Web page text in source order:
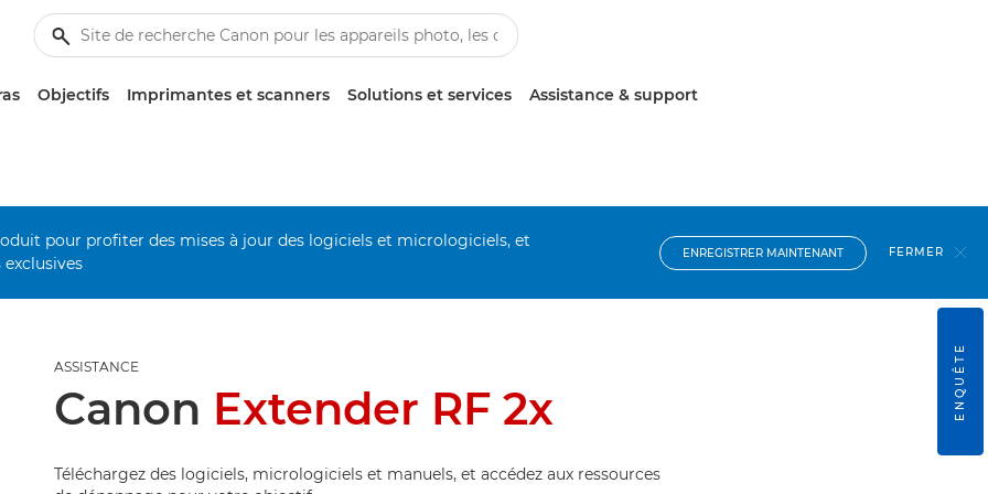
Objectifs Imprimantes et scanners Solutions et services Assistance & support
pour profiter des mises à jour des logiciels et micrologiciels, et
ENREGISTRER MAINTENANT FERMER
ASSISTANCE
Canon Extender RF 2x
Téléchargez des logiciels, micrologiciels et manuels, et accédez aux ressources
ENQUÊTE